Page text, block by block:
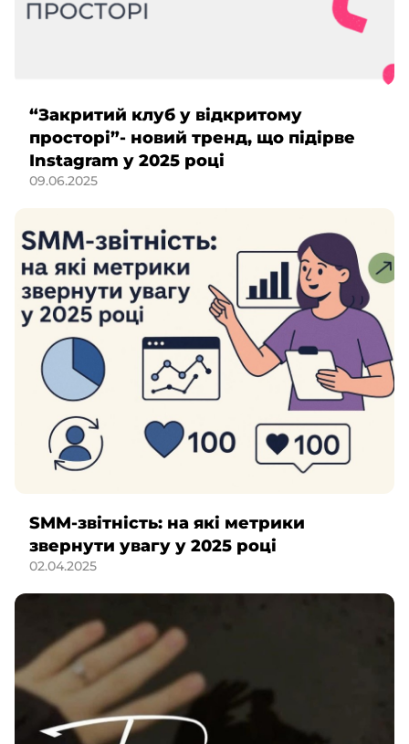
“Закритий клуб у відкритому
просторі”- новий тренд, що підірве
Instagram у 2025 році
09.06.2025
SMM-звітність: на які метрики
звернути увагу у 2025 році
02.04.2025